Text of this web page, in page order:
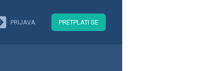
PRIJAVA PRETPLATI SE